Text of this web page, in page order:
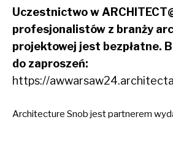
Uczestnictwo w
profesjonalistów z branży
projektowej jest bezpłatne.
do zaproszeń:
https://
Architecture Snob jest partnerem